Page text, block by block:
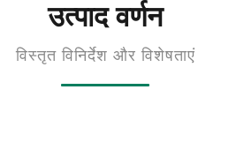
उत्पाद वर्णन
विस्तृत विनिर्देश और विशेषताएं